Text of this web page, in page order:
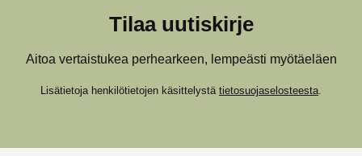
Tilaa uutiskirje
Aitoa vertaistukea perhearkeen, lempeästi myötäeläen
Lisätietoja henkilötietojen käsittelystä tietosuojaselosteesta